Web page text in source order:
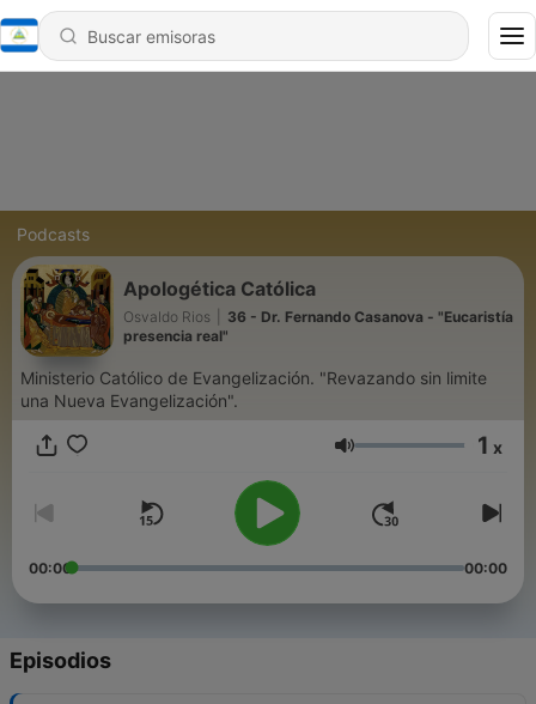
Podcasts
Apologética Católica
Osvaldo Rios
36 - Dr. Fernando Casanova - "Eucaristía
presencia real"
Ministerio Católico de Evangelización. "Revazando sin limite
una Nueva Evangelización".
Volumen 1 x
00:00 00:00
Episodios